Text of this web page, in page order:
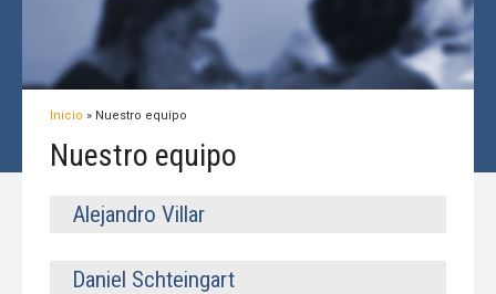
Inicio » Nuestro equipo
Nuestro equipo
Alejandro Villar
Daniel Schteingart